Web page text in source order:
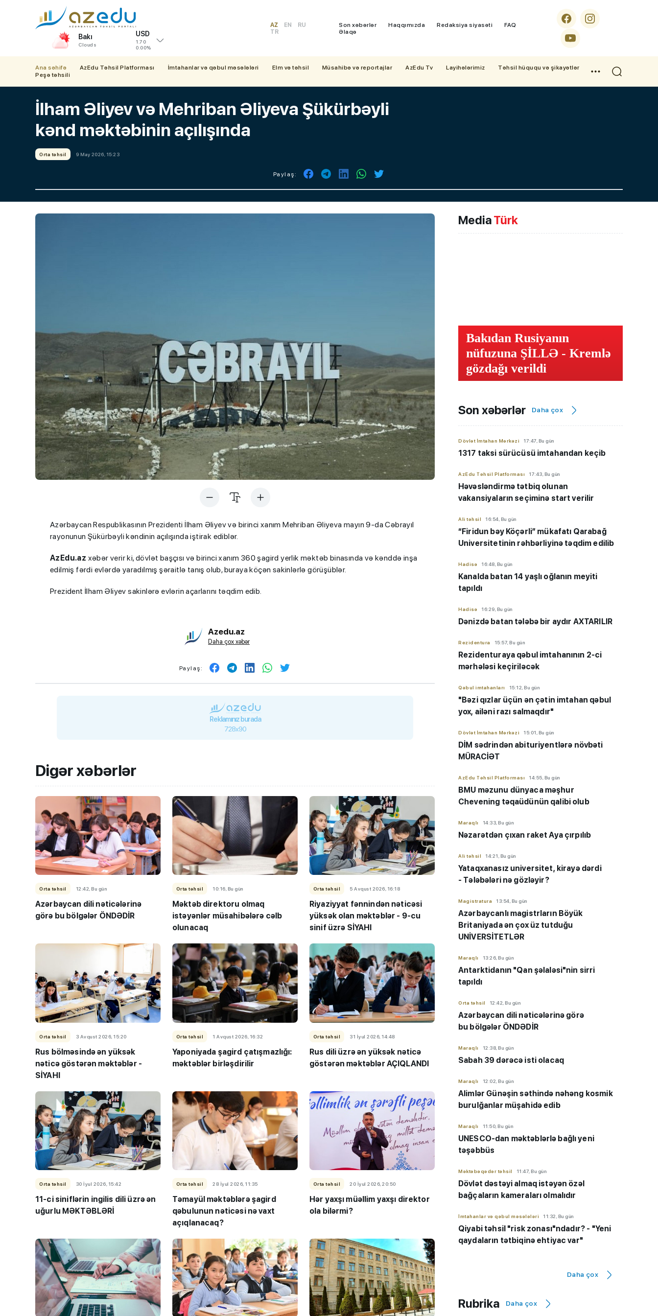
Bakı
Clouds
USD
1.70
0.00%
AZ EN
RU
TR
Son xəbərlər Haqqımızda Redaksiya siyasəti
FAQ
Əlaqə
Ana səhifə AzEdu Təhsil Platforması İmtahanlar və qəbul məsələləri Elm və təhsil Müsahibə və reportajlar AzEdu Tv Layihələrimiz
Təhsil hüququ və şikayətlər
Peşə təhsili
İlham Əliyev və Mehriban Əliyeva Şükürbəyli
kənd məktəbinin açılışında
Orta təhsil 9 May 2026, 15:23
Paylaş:
Azərbaycan Respublikasının Prezidenti İlham Əliyev və birinci xanım Mehriban Əliyeva mayın 9-da Cəbrayıl
rayonunun Şükürbəyli kəndinin açılışında iştirak ediblər.
AzEdu.az xəbər verir ki, dövlət başçısı və birinci xanım 360 şagird yerlik məktəb binasında və kənddə inşa
edilmiş fərdi evlərdə yaradılmış şəraitlə tanış olub, buraya köçən sakinlərlə görüşüblər.
Prezident İlham Əliyev sakinlərə evlərin açarlarını təqdim edib.
Azedu.az
Daha çox xəbər
Paylaş:
Reklamınız burada
728x90
Digər xəbərlər
Orta təhsil 12:42, Bu gün
Azərbaycan dili nəticələrinə
görə bu bölgələr ÖNDƏDİR
Orta təhsil 10:16, Bu gün
Məktəb direktoru olmaq
istəyənlər müsahibələrə cəlb
olunacaq
Orta təhsil 5 Avqust 2026, 16:18
Riyaziyyat fənnindən nəticəsi
yüksək olan məktəblər - 9-cu
sinif üzrə SİYAHI
Orta təhsil 3 Avqust 2026, 15:20
Rus bölməsində ən yüksək
nəticə göstərən məktəblər -
SİYAHI
Orta təhsil 1 Avqust 2026, 16:32
Yaponiyada şagird çatışmazlığı:
məktəblər birləşdirilir
Orta təhsil 31 İyul 2026, 14:48
Rus dili üzrə ən yüksək nəticə
göstərən məktəblər AÇIQLANDI
Orta təhsil 30 İyul 2026, 15:42
11-ci siniflərin ingilis dili üzrə ən
uğurlu MƏKTƏBLƏRİ
Orta təhsil 28 İyul 2026, 11:35
Təmayül məktəblərə şagird
qəbulunun nəticəsi nə vaxt
açıqlanacaq?
Orta təhsil 20 İyul 2026, 20:50
Hər yaxşı müəllim yaxşı direktor
ola bilərmi?
MediaTürk
Bakıdan Rusiyanın
nüfuzuna ŞİLLƏ - Kremlə
gözdağı verildi
Son xəbərlər Daha çox
Dövlət İmtahan Mərkəzi 17:47, Bu gün
1317 taksi sürücüsü imtahandan keçib
AzEdu Təhsil Platforması 17:43, Bu gün
Həvəsləndirmə tətbiq olunan
vakansiyaların seçiminə start verilir
Ali təhsil 16:54, Bu gün
“Firidun bəy Köçərli” mükafatı Qarabağ
Universitetinin rəhbərliyinə təqdim edilib
Hadisə 16:48, Bu gün
Kanalda batan 14 yaşlı oğlanın meyiti
tapıldı
Hadisə 16:29, Bu gün
Dənizdə batan tələbə bir aydır AXTARILIR
Rezidentura 15:57, Bu gün
Rezidenturaya qəbul imtahanının 2-ci
mərhələsi keçiriləcək
Qəbul imtahanları 15:12, Bu gün
"Bəzi qızlar üçün ən çətin imtahan qəbul
yox, ailəni razı salmaqdır"
Dövlət İmtahan Mərkəzi 15:01, Bu gün
DİM sədrindən abituriyent ​​​​​​​lərə növbəti
MÜRACİƏT
AzEdu Təhsil Platforması 14:55, Bu gün
BMU məzunu dünyaca məşhur
Chevening təqaüdünün qalibi olub
Maraqlı 14:33, Bu gün
Nəzarətdən çıxan raket Aya çırpılıb
Ali təhsil 14:21, Bu gün
Yataqxanasız universitet, kirayə dərdi
- Tələbələri nə gözləyir?
Magistratura 13:54, Bu gün
Azərbaycanlı magistrların Böyük
Britaniyada ən çox üz tutduğu
UNİVERSİTETLƏR
Maraqlı 13:26, Bu gün
Antarktidanın "Qan şəlaləsi"nin sirri
tapıldı
Orta təhsil 12:42, Bu gün
Azərbaycan dili nəticələrinə görə
bu bölgələr ÖNDƏDİR
Maraqlı 12:38, Bu gün
Sabah 39 dərəcə isti olacaq
Maraqlı 12:02, Bu gün
Alimlər Günəşin səthində nəhəng kosmik
burulğanlar müşahidə edib
Maraqlı 11:50, Bu gün
UNESCO-dan məktəblərlə bağlı yeni
təşəbbüs
Məktəbəqədər təhsil 11:47, Bu gün
Dövlət dəstəyi almaq istəyən özəl
bağçaların kameraları olmalıdır
İmtahanlar və qəbul məsələləri 11:32, Bu gün
Qiyabi təhsil "risk zonası"ndadır? - "Yeni
qaydaların tətbiqinə ehtiyac var"
İsmayıllıda 7 yaşlı uşaq qıcolmadan ölüb
3 uşaq bağçası Təhsil İdarəsinin
Daha çox
Rubrika Daha çox